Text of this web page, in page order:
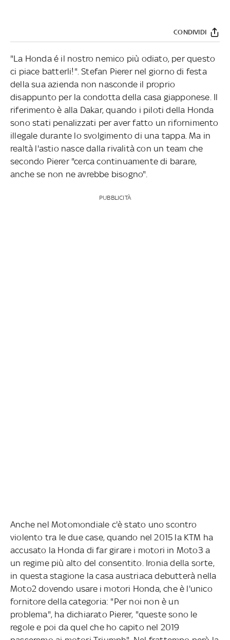
CONDIVIDI
"La Honda é il nostro nemico più odiato, per questo
ci piace batterli!". Stefan Pierer nel giorno di festa
della sua azienda non nasconde il proprio
disappunto per la condotta della casa giapponese. Il
riferimento è alla Dakar, quando i piloti della Honda
sono stati penalizzati per aver fatto un rifornimento
illegale durante lo svolgimento di una tappa. Ma in
realtà l'astio nasce dalla rivalità con un team che
secondo Pierer "cerca continuamente di barare,
anche se non ne avrebbe bisogno".
PUBBLICITÀ
Anche nel Motomondiale c'è stato uno scontro
violento tra le due case, quando nel 2015 la KTM ha
accusato la Honda di far girare i motori in Moto3 a
un regime più alto del consentito. Ironia della sorte,
in questa stagione la casa austriaca debutterà nella
Moto2 dovendo usare i motori Honda, che è l'unico
fornitore della categoria: "Per noi non è un
problema", ha dichiarato Pierer, "queste sono le
regole e poi da quel che ho capito nel 2019